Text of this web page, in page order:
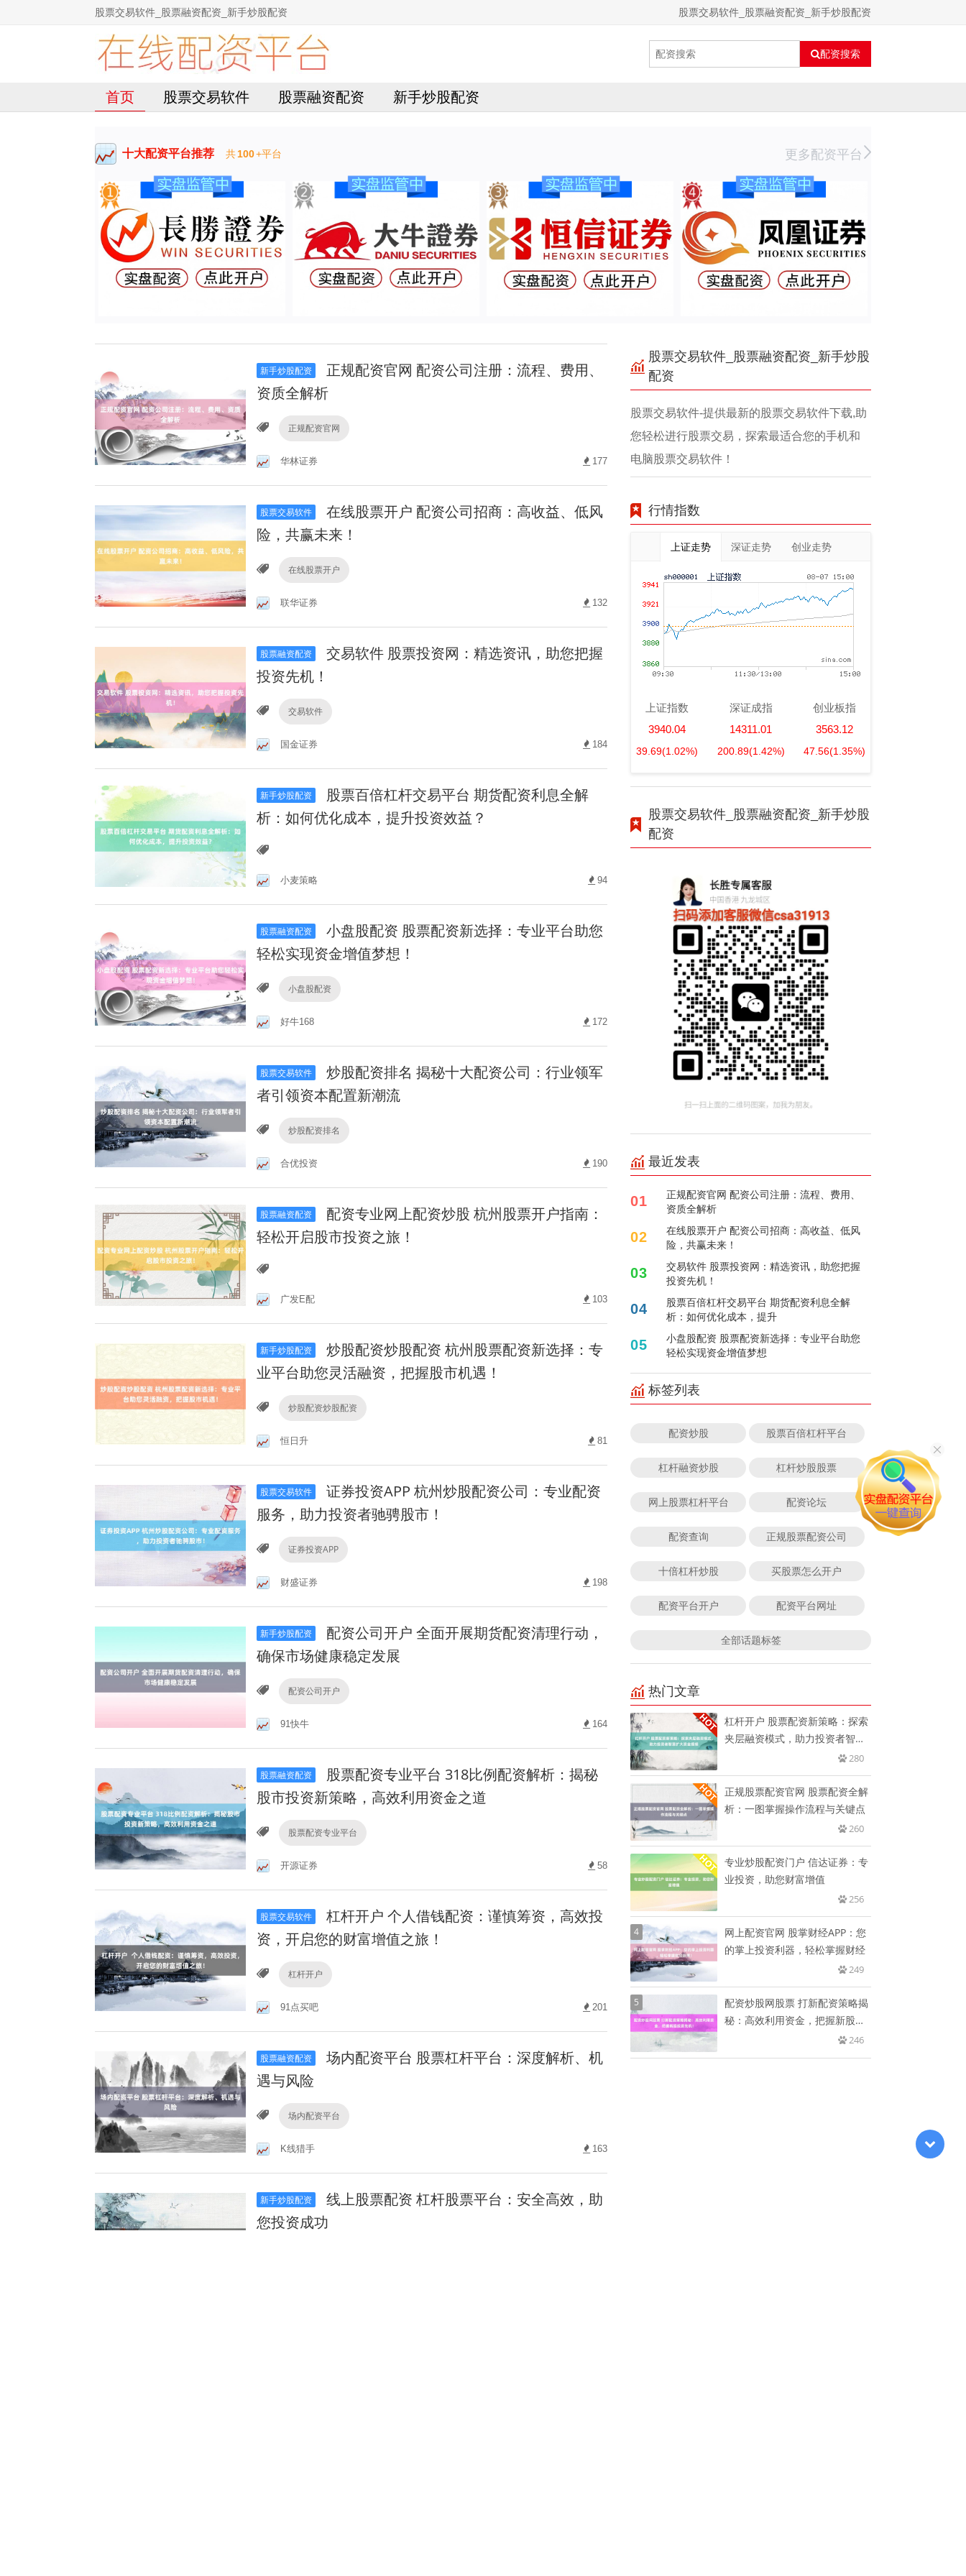
股票交易软件_股票融资配资_新手炒股配资 股票交易软件_股票融资配资_新手炒股配资
配资搜索
首页 股票交易软件 股票融资配资 新手炒股配资
十大配资平台推荐 共100+平台 更多配资平台
新手炒股配资
正规配资官网 配资公司注册：流程、费用、
资质全解析
正规配资官网
华林证券 177
股票交易软件
在线股票开户 配资公司招商：高收益、低风
险，共赢未来！
在线股票开户
联华证券 132
股票融资配资
交易软件 股票投资网：精选资讯，助您把握
投资先机！
交易软件
国金证券 184
新手炒股配资
股票百倍杠杆交易平台 期货配资利息全解
析：如何优化成本，提升投资效益？
小麦策略 94
股票融资配资
小盘股配资 股票配资新选择：专业平台助您
轻松实现资金增值梦想！
小盘股配资
好牛168 172
股票交易软件
炒股配资排名 揭秘十大配资公司：行业领军
者引领资本配置新潮流
炒股配资排名
合优投资 190
股票融资配资
配资专业网上配资炒股 杭州股票开户指南：
轻松开启股市投资之旅！
广发E配 103
新手炒股配资
炒股配资炒股配资 杭州股票配资新选择：专
业平台助您灵活融资，把握股市机遇！
炒股配资炒股配资
恒日升 81
股票交易软件
证券投资APP 杭州炒股配资公司：专业配资
服务，助力投资者驰骋股市！
证券投资APP
财盛证券 198
新手炒股配资
配资公司开户 全面开展期货配资清理行动，
确保市场健康稳定发展
配资公司开户
91快牛 164
股票融资配资
股票配资专业平台 318比例配资解析：揭秘
股市投资新策略，高效利用资金之道
股票配资专业平台
开源证券 58
股票交易软件
杠杆开户 个人借钱配资：谨慎筹资，高效投
资，开启您的财富增值之旅！
杠杆开户
91点买吧 201
股票融资配资
场内配资平台 股票杠杆平台：深度解析、机
遇与风险
场内配资平台
K线猎手 163
新手炒股配资
线上股票配资 杠杆股票平台：安全高效，助
您投资成功
股票交易软件_股票融资配资_新手炒股
配资
股票交易软件-提供最新的股票交易软件下载,助
您轻松进行股票交易，探索最适合您的手机和
电脑股票交易软件！
行情指数
上证走势 深证走势 创业走势
上证指数
3940.04
39.69(1.02%)
深证成指
14311.01
200.89(1.42%)
创业板指
3563.12
47.56(1.35%)
股票交易软件_股票融资配资_新手炒股
配资
最近发表
01
正规配资官网 配资公司注册：流程、费用、
资质全解析
02
在线股票开户 配资公司招商：高收益、低风
险，共赢未来！
03
交易软件 股票投资网：精选资讯，助您把握
投资先机！
04
股票百倍杠杆交易平台 期货配资利息全解
析：如何优化成本，提升
05
小盘股配资 股票配资新选择：专业平台助您
轻松实现资金增值梦想
标签列表
配资炒股 股票百倍杠杆平台
杠杆融资炒股 杠杆炒股股票
网上股票杠杆平台 配资论坛
配资查询 正规股票配资公司
十倍杠杆炒股 买股票怎么开户
配资平台开户 配资平台网址
全部话题标签
热门文章
杠杆开户 股票配资新策略：探索
夹层融资模式，助力投资者智慧
280
正规股票配资官网 股票配资全解
析：一图掌握操作流程与关键点
260
专业炒股配资门户 信达证券：专
业投资，助您财富增值
256
4
网上配资官网 股掌财经APP：您
的掌上投资利器，轻松掌握财经
249
5
配资炒股网股票 打新配资策略揭
秘：高效利用资金，把握新股投
246